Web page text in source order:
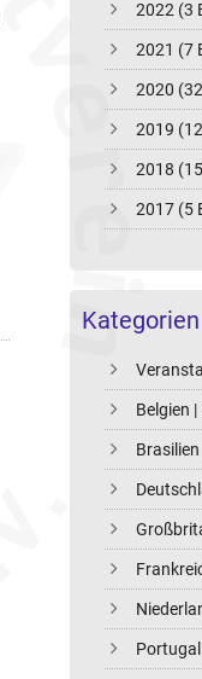
2022 (3
2021 (7
2020
2019
2018
2017 (5
Kategorien
Belgien
Brasilien
Portugal